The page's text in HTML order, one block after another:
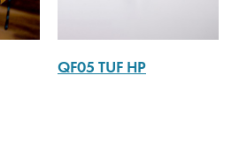
QF05 TUF HP